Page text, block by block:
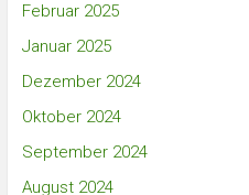
Februar 2025
Januar 2025
Dezember 2024
Oktober 2024
September 2024
August 2024